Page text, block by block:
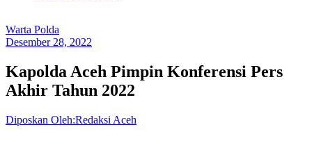
Warta Polda
Desember 28, 2022
Kapolda Aceh Pimpin Konferensi Pers
Akhir Tahun 2022
Diposkan Oleh:Redaksi Aceh